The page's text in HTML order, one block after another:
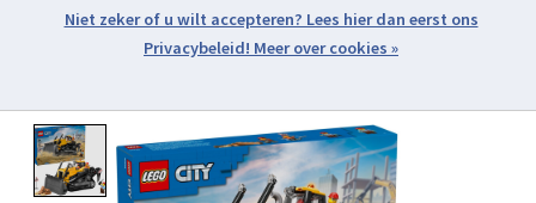
Open webshop menu
Product image slideshow Items
Meer over cookies »